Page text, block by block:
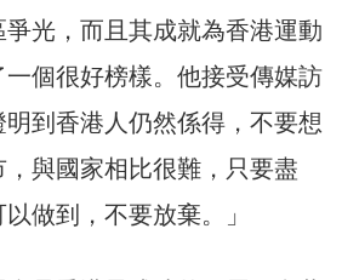
光，而且其成就為香港運動
一個很好榜樣。他接受傳媒訪
到香港人仍然係得，不要想
與國家相比很難，只要盡
做到，不要放棄。」